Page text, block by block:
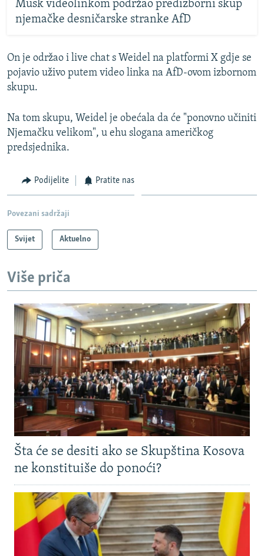
Musk videolinkom podržao predizborni skup
njemačke desničarske stranke AfD
On je održao i live chat s Weidel na platformi X gdje se
pojavio uživo putem video linka na AfD-ovom izbornom
skupu.
Na tom skupu, Weidel je obećala da će "ponovno učiniti
Njemačku velikom", u ehu slogana američkog
predsjednika.
Podijelite Pratite nas
Povezani sadržaji
Svijet Aktuelno
Više priča
Šta će se desiti ako se Skupština Kosova
ne konstituiše do ponoći?